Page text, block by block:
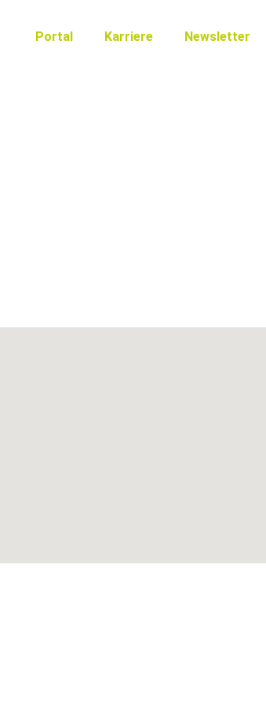
Portal Karriere Newsletter